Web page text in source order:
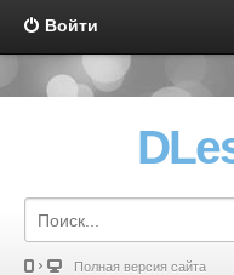
Войти
Полная версия сайта